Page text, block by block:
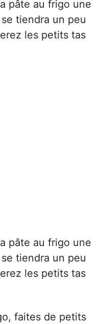
pâte au frigo une
tiendra un peu
les petits tas
pâte au frigo une
tiendra un peu
les petits tas
faites de petits